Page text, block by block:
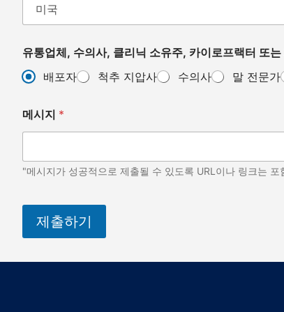
유통업체, 수의사, 클리닉 소유주, 카이로프랙터 또
배포자
척추 지압사 수의사 말 전문가
메시지 *
"메시지가 성공적으로 제출될 수 있도록 URL이나 링크는
제출하기